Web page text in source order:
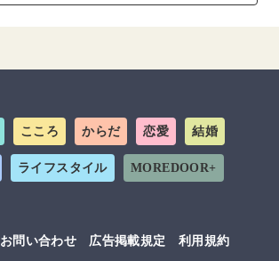
こころ からだ 恋愛 結婚
ライフスタイル MOREDOOR+
お問い合わせ 広告掲載規定 利用規約